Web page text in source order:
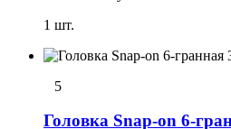
1 шт.
5
Головка Snap-on 6-